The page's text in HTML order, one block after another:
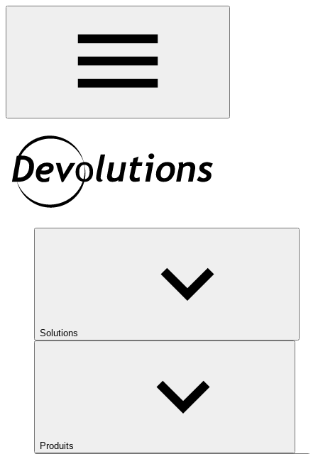
Solutions
Produits